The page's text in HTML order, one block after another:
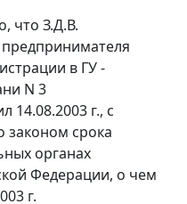
что З.Д.В.
предпринимателя
в ГУ -
N 3
14.08.2003 г., с
законом срока
органах
Федерации, о чем
г.